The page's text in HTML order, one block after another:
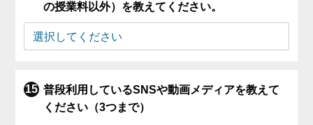
の授業料以外）を教えてください。
普段利用しているSNSや動画メディアを教えて
ください（3つまで）